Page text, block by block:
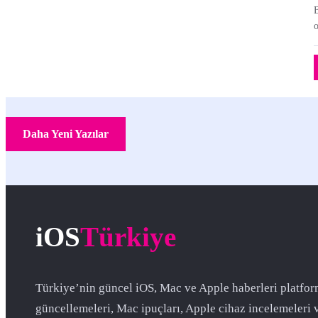
Daha Yeni Yazılar
iOSTürkiye
Türkiye’nin güncel iOS, Mac ve Apple haberleri
güncellemeleri, Mac ipuçları, Apple cihaz incelemeleri